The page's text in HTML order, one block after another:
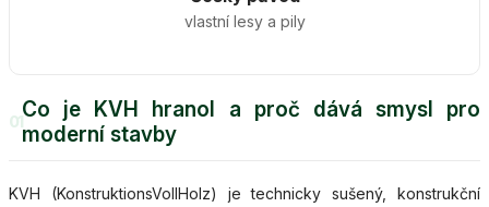
vlastní lesy a pily
01Co je KVH hranol a proč dává smysl pro
moderní stavby
KVH (KonstruktionsVollHolz) je technicky sušený, konstrukční